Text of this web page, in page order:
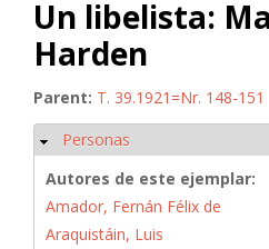
Un libelista:
Harden
Parent: T. 39.1921=Nr. 148-151
Ocultar
Personas
Autores de este ejemplar:
Amador, Fernán Félix de
Araquistáin, Luis